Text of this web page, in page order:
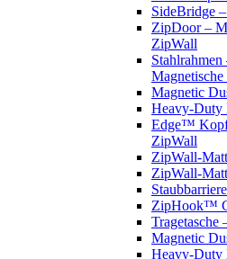
SideBridge
ZipDoor –
ZipWall
Magnetic
Heavy-Duty
Edge™ Kopf
ZipWall
ZipWall-
ZipWall-
ZipHook™
Tragetasche
Magnetic
Heavy-Duty